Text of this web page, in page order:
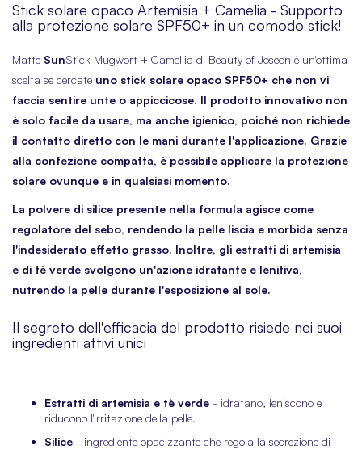
Stick solare opaco Artemisia + Camelia - Supporto
alla protezione solare SPF50+ in un comodo stick!
Matte SunStick Mugwort + Camellia di Beauty of Joseon è un'ottima
scelta se cercate uno stick solare opaco SPF50+ che non vi
faccia sentire unte o appiccicose. Il prodotto innovativo non
è solo facile da usare, ma anche igienico, poiché non richiede
il contatto diretto con le mani durante l'applicazione. Grazie
alla confezione compatta, è possibile applicare la protezione
solare ovunque e in qualsiasi momento.
La polvere di silice presente nella formula agisce come
regolatore del sebo, rendendo la pelle liscia e morbida senza
l'indesiderato effetto grasso. Inoltre, gli estratti di artemisia
e di tè verde svolgono un'azione idratante e lenitiva,
nutrendo la pelle durante l'esposizione al sole.
Il segreto dell'efficacia del prodotto risiede nei suoi
ingredienti attivi unici
Estratti di artemisia e tè verde - idratano, leniscono e
riducono l'irritazione della pelle.
Silice - ingrediente opacizzante che regola la secrezione di